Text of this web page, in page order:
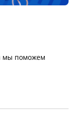
мы поможем